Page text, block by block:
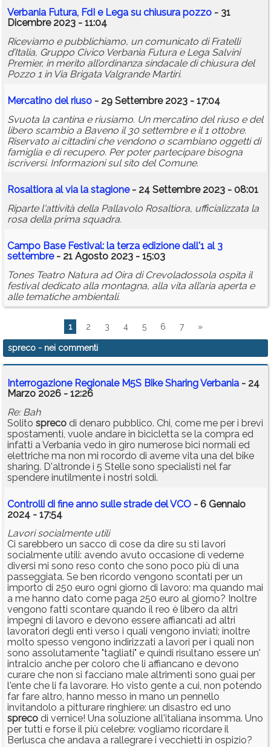
Verbania Futura, FdI e Lega su chiusura pozzo - 31
Dicembre 2023 - 11:04
Riceviamo e pubblichiamo, un comunicato di Fratelli
d’Italia, Gruppo Civico Verbania Futura e Lega Salvini
Premier, in merito all’ordinanza sindacale di chiusura del
Pozzo 1 in Via Brigata Valgrande Martiri.
Mercatino del riuso - 29 Settembre 2023 - 17:04
Svuota la cantina e riusiamo. Un mercatino del riuso e del
libero scambio a Baveno il 30 settembre e il 1 ottobre.
Riservato ai cittadini che vendono o scambiano oggetti di
famiglia e di recupero. Per poter partecipare bisogna
iscriversi. Informazioni sul sito del Comune.
Rosaltiora al via la stagione- 24 Settembre 2023 - 08:01
Riparte l'attività della Pallavolo Rosaltiora, ufficializzata la
rosa della prima squadra.
Campo Base Festival: la terza edizione dall'1 al 3
settembre- 21 Agosto 2023 - 15:03
Tones Teatro Natura ad Oira di Crevoladossola ospita il
festival dedicato alla montagna, alla vita all’aria aperta e
alle tematiche ambientali.
1 2 3 4 5 6 7 »
spreco - nei commenti
Interrogazione Regionale M5S Bike Sharing Verbania - 24
Marzo 2026 - 12:26
Re: Bah
Solito spreco di denaro pubblico. Chi, come me per i brevi
spostamenti, vuole andare in bicicletta se la compra ed
infatti a Verbania vedo in giro numerose bici normali ed
elettriche ma non mi rocordo di averne vita una del bike
sharing. D'altronde i 5 Stelle sono specialisti nel far
spendere inutilmente i nostri soldi.
Controlli di fine anno sulle strade del VCO - 6 Gennaio
2024 - 17:54
Lavori socialmente utili
Ci sarebbero un sacco di cose da dire su sti lavori
socialmente utili: avendo avuto occasione di vederne
diversi mi sono reso conto che sono poco più di una
passeggiata. Se ben ricordo vengono scontati per un
importo di 250 euro ogni giorno di lavoro: ma quando mai
a me hanno dato come paga 250 euro al giorno? Inoltre
vengono fatti scontare quando il reo è libero da altri
impegni di lavoro e devono essere affiancati ad altri
lavoratori degli enti verso i quali vengono inviati; inoltre
molto spesso vengono indirizzati a lavori per i quali non
sono assolutamente "tagliati" e quindi risultano essere un'
intralcio anche per coloro che li affiancano e devono
curare che non si facciano male altrimenti sono guai per
l'ente che li fa lavorare. Ho visto gente a cui, non potendo
far fare altro, hanno messo in mano un pennello
invitandolo a pitturare ringhiere: un disastro ed uno
spreco di vernice! Una soluzione all'italiana insomma. Uno
per tutti e forse il più celebre: vogliamo ricordare il
Berlusca che andava a rallegrare i vecchietti in ospizio?